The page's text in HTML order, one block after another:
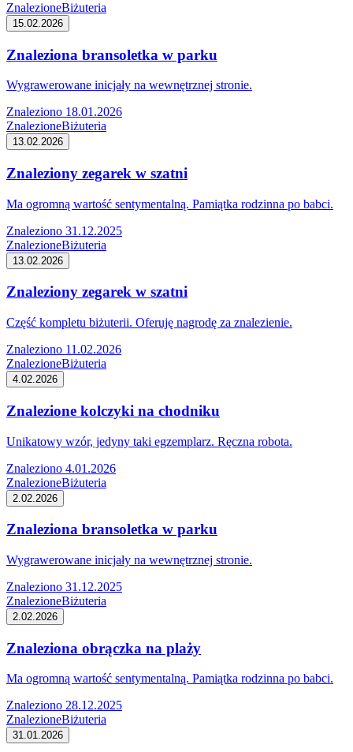
ZnalezioneBiżuteria
15.02.2026
Znaleziona bransoletka w parku
Wygrawerowane inicjały na wewnętrznej stronie.
Znaleziono 18.01.2026
ZnalezioneBiżuteria
13.02.2026
Znaleziony zegarek w szatni
Ma ogromną wartość sentymentalną. Pamiątka rodzinna po babci.
Znaleziono 31.12.2025
ZnalezioneBiżuteria
13.02.2026
Znaleziony zegarek w szatni
Część kompletu biżuterii. Oferuję nagrodę za znalezienie.
Znaleziono 11.02.2026
ZnalezioneBiżuteria
4.02.2026
Znalezione kolczyki na chodniku
Unikatowy wzór, jedyny taki egzemplarz. Ręczna robota.
Znaleziono 4.01.2026
ZnalezioneBiżuteria
2.02.2026
Znaleziona bransoletka w parku
Wygrawerowane inicjały na wewnętrznej stronie.
Znaleziono 31.12.2025
ZnalezioneBiżuteria
2.02.2026
Znaleziona obrączka na plaży
Ma ogromną wartość sentymentalną. Pamiątka rodzinna po babci.
Znaleziono 28.12.2025
ZnalezioneBiżuteria
31.01.2026